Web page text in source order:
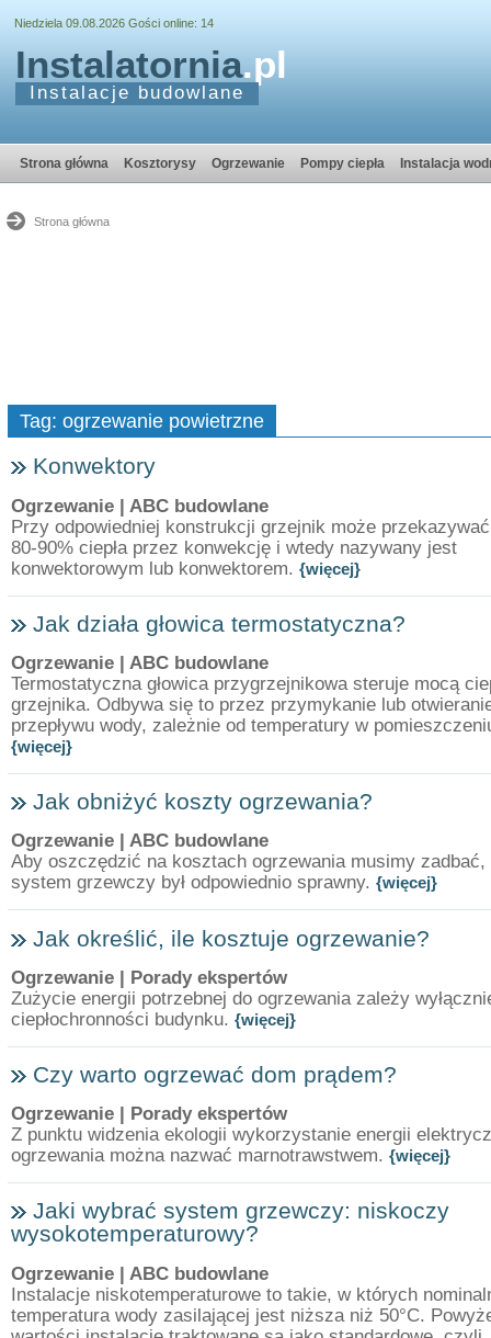
Niedziela 09.08.2026 Gości online: 14
Instalatornia.pl
Instalacje budowlane
Strona główna Kosztorysy Ogrzewanie Pompy ciepła Instalacja
Strona główna
Tag: ogrzewanie powietrzne
Konwektory
Ogrzewanie| ABC budowlane
Przy odpowiedniej konstrukcji grzejnik może
80-90% ciepła przez konwekcję i wtedy nazywany jest
konwektorowym lub konwektorem. {więcej}
Jak działa głowica termostatyczna?
Ogrzewanie| ABC budowlane
Termostatyczna głowica przygrzejnikowa steruje mocą
grzejnika. Odbywa się to przez przymykanie lub
przepływu wody, zależnie od temperatury w
{więcej}
Jak obniżyć koszty ogrzewania?
Ogrzewanie| ABC budowlane
Aby oszczędzić na kosztach ogrzewania musimy zadbać,
system grzewczy był odpowiednio sprawny. {więcej}
Jak określić, ile kosztuje ogrzewanie?
Ogrzewanie| Porady ekspertów
Zużycie energii potrzebnej do ogrzewania zależy
ciepłochronności budynku. {więcej}
Czy warto ogrzewać dom prądem?
Ogrzewanie| Porady ekspertów
Z punktu widzenia ekologii wykorzystanie energii
ogrzewania można nazwać marnotrawstwem. {więcej}
Jaki wybrać system grzewczy: niskoczy
wysokotemperaturowy?
Ogrzewanie| ABC budowlane
Instalacje niskotemperaturowe to takie, w których
temperatura wody zasilającej jest niższa niż 50°C.